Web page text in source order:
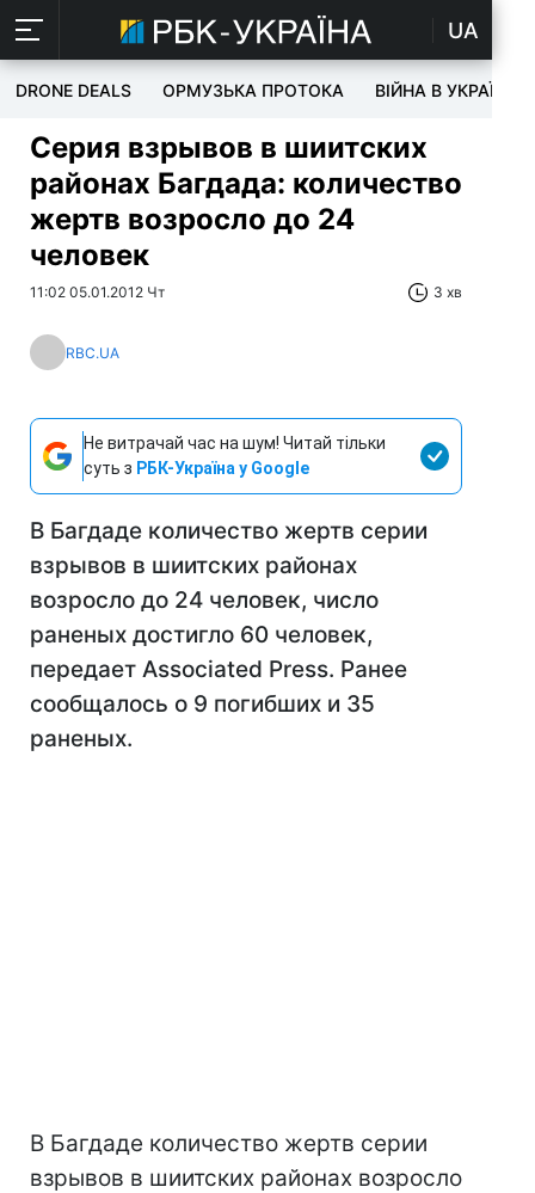
UA
DRONE DEALS ОРМУЗЬКА ПРОТОКА ВІЙНА В УКРАЇНІ
Серия взрывов в шиитских
районах Багдада: количество
жертв возросло до 24
человек
11:02 05.01.2012 Чт 3 хв
RBC.UA
Не витрачай час на шум! Читай тільки
суть з РБК-Україна у Google
В Багдаде количество жертв серии
взрывов в шиитских районах
возросло до 24 человек, число
раненых достигло 60 человек,
передает Associated Press. Ранее
сообщалось о 9 погибших и 35
раненых.
В Багдаде количество жертв серии
взрывов в шиитских районах возросло